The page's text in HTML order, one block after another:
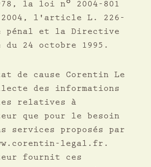
la loi n° 2004-801
2004, l'article L. 226-
pénal et la Directive
du 24 octobre 1995.
de cause Corentin Le
des informations
relatives à
que pour le besoin
services proposés par
legal.fr.
fournit ces